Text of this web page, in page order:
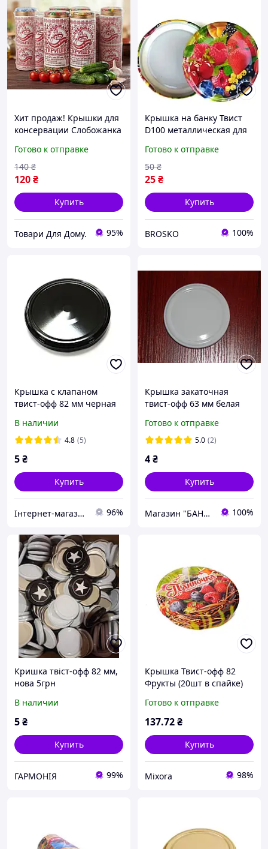
Хит продаж! Крышки для
консервации Слобожанка
эмаль, Автоклав |
Премиум качество для
домашних заготовок
Готово к отправке
120₴
140 ₴
Купить
Товари Для Дому. 95%
Крышка на банку Твист
D100 металлическая для
100 мм качественная
жесть
Готово к отправке
25₴
50 ₴
Купить
BROSKO 100%
Крышка с клапаном
твист-офф 82 мм черная
В наличии
4.8 (5)
5₴
Купить
Інтернет-магазин "Кормушка" 96%
Крышка закаточная
твист-офф 63 мм белая
Готово к отправке
5.0 (2)
4₴
Купить
Магазин "БАНОЧКА!" 100%
Кришка твіст-офф 82 мм,
нова 5грн
В наличии
5₴
Купить
ГАРМОНІЯ 99%
Крышка Твист-офф 82
Фрукты (20шт в спайке)
ПАННОЧКА
Готово к отправке
137.72₴
Купить
Mixora 98%